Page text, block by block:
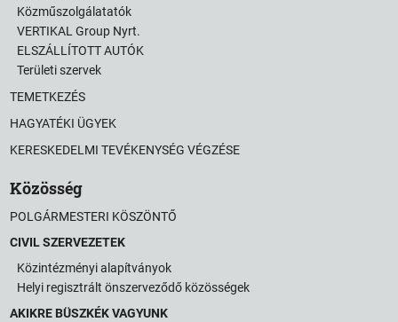
Közműszolgálatatók
VERTIKAL Group Nyrt.
ELSZÁLLÍTOTT AUTÓK
Területi szervek
TEMETKEZÉS
HAGYATÉKI ÜGYEK
KERESKEDELMI TEVÉKENYSÉG VÉGZÉSE
Közösség
POLGÁRMESTERI KÖSZÖNTŐ
CIVIL SZERVEZETEK
Közintézményi alapítványok
Helyi regisztrált önszerveződő közösségek
AKIKRE BÜSZKÉK VAGYUNK